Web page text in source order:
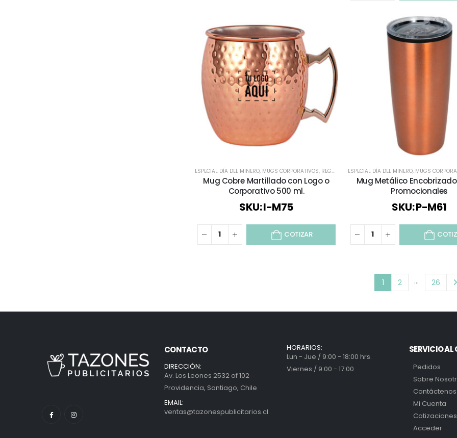
ESPECIAL DÍA DEL MINERO, MUGS CORPORATIVOS, REGALOS COBRIZADOS , REGALOS PREMIUM, TIEMPO
Mug Cobre Martillado con Logo o
Corporativo 500 ml.
SKU: I-M75
COTIZAR
ESPECIAL DÍA DEL MINERO, MUGS
Mug Metálico
Promocionales
SKU: P-M61
1 2 … 26
CONTACTO
DIRECCIÓN:
Av. Los Leones 2532 of 102
Providencia, Santiago, Chile
EMAIL:
ventas@tazonespublicitarios.cl
HORARIOS:
Lun - Jue / 9:00 - 18:00 hrs.
Viernes / 9:00 - 17:00
SERVICIO AL
Pedidos
Sobre
Contáctenos
Mi Cuenta
Cotizaciones
Acceder